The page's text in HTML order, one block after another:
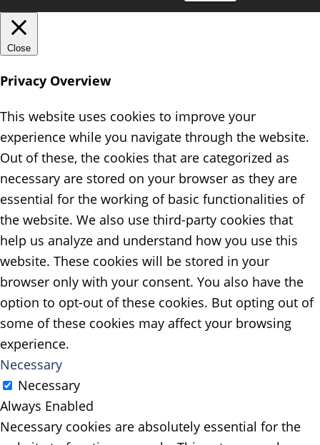
Close
Privacy Overview
This website uses cookies to improve your
experience while you navigate through the website.
Out of these, the cookies that are categorized as
necessary are stored on your browser as they are
essential for the working of basic functionalities of
the website. We also use third-party cookies that
help us analyze and understand how you use this
website. These cookies will be stored in your
browser only with your consent. You also have the
option to opt-out of these cookies. But opting out of
some of these cookies may affect your browsing
experience.
Necessary
Necessary
Always Enabled
Necessary cookies are absolutely essential for the